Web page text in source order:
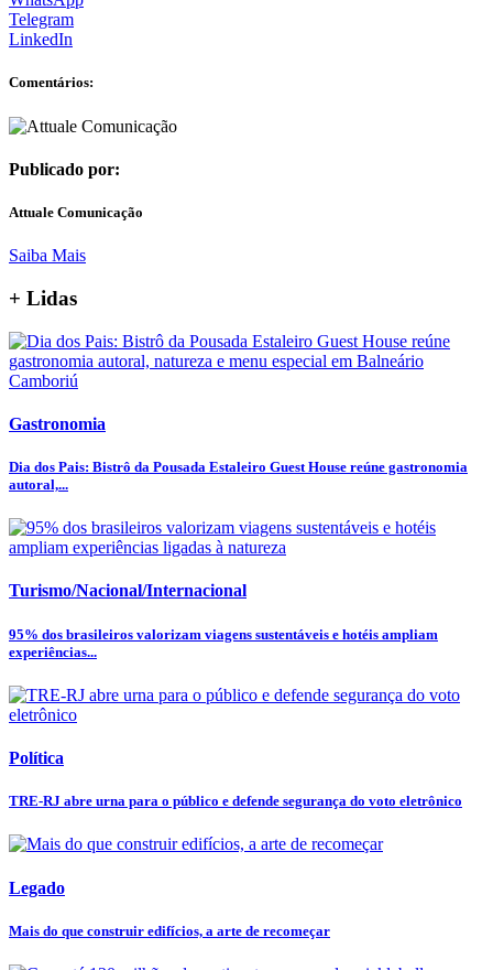
Telegram
LinkedIn
Comentários:
Publicado por:
Attuale Comunicação
Saiba Mais
+ Lidas
Gastronomia
Dia dos Pais: Bistrô da Pousada Estaleiro Guest House reúne gastronomia
autoral,...
Turismo/Nacional/Internacional
95% dos brasileiros valorizam viagens sustentáveis e hotéis ampliam
experiências...
Política
TRE-RJ abre urna para o público e defende segurança do voto eletrônico
Legado
Mais do que construir edifícios, a arte de recomeçar